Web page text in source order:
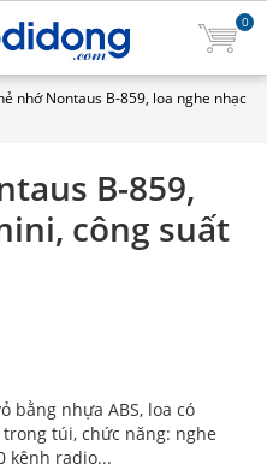
0
nhớ Nontaus B-859, loa nghe nhạc
B-859,
công suất
bằng nhựa ABS, loa có
túi, chức năng: nghe
kênh radio...